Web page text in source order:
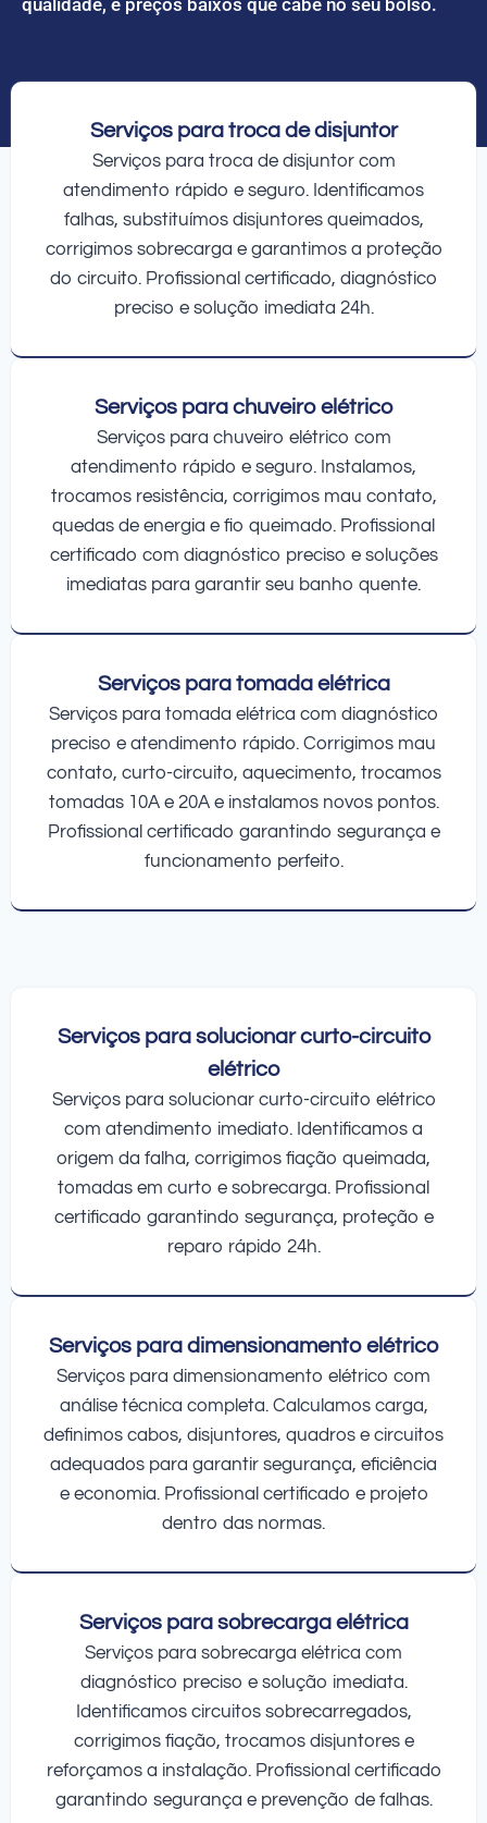
Serviços para troca de disjuntor
Serviços para troca de disjuntor com
atendimento rápido e seguro. Identificamos
falhas, substituímos disjuntores queimados,
corrigimos sobrecarga e garantimos a proteção
do circuito. Profissional certificado, diagnóstico
preciso e solução imediata 24h.
Serviços para chuveiro elétrico
Serviços para chuveiro elétrico com
atendimento rápido e seguro. Instalamos,
trocamos resistência, corrigimos mau contato,
quedas de energia e fio queimado. Profissional
certificado com diagnóstico preciso e soluções
imediatas para garantir seu banho quente.
Serviços para tomada elétrica
Serviços para tomada elétrica com diagnóstico
preciso e atendimento rápido. Corrigimos mau
contato, curto-circuito, aquecimento, trocamos
tomadas 10A e 20A e instalamos novos pontos.
Profissional certificado garantindo segurança e
funcionamento perfeito.
Serviços para solucionar curto-circuito
elétrico
Serviços para solucionar curto-circuito elétrico
com atendimento imediato. Identificamos a
origem da falha, corrigimos fiação queimada,
tomadas em curto e sobrecarga. Profissional
certificado garantindo segurança, proteção e
reparo rápido 24h.
Serviços para dimensionamento elétrico
Serviços para dimensionamento elétrico com
análise técnica completa. Calculamos carga,
definimos cabos, disjuntores, quadros e circuitos
adequados para garantir segurança, eficiência
e economia. Profissional certificado e projeto
dentro das normas.
Serviços para sobrecarga elétrica
Serviços para sobrecarga elétrica com
diagnóstico preciso e solução imediata.
Identificamos circuitos sobrecarregados,
corrigimos fiação, trocamos disjuntores e
reforçamos a instalação. Profissional certificado
garantindo segurança e prevenção de falhas.